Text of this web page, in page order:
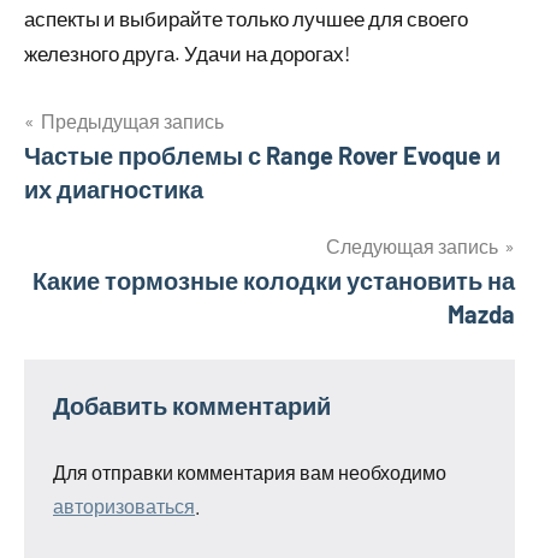
аспекты и выбирайте только лучшее для своего
железного друга. Удачи на дорогах!
Навигация
по
Предыдущая запись
Частые проблемы с Range Rover Evoque и
их диагностика
Следующая запись
Какие тормозные колодки установить на
Mazda
Добавить комментарий
Для отправки комментария вам необходимо
авторизоваться